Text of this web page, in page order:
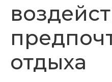
отдыха